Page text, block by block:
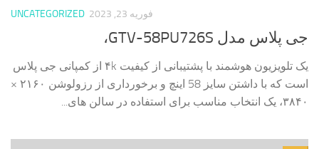
UNCATEGORIZED فوریه 23, 2023
جی پلاس مدل GTV-58PU726S،
یک تلویزیون هوشمند با پشتیبانی از کیفیت ۴k از کمپانی جی پلاس
است که با داشتن سایز 58 اینچ و برخورداری از رزولوشن ۲۱۶۰ ×
۳۸۴۰، یک انتخاب مناسب برای استفاده در سالن های...